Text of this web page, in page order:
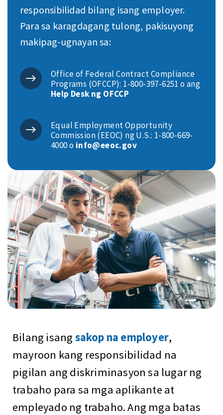
Bilang isang sakop na employer,
mayroon kang responsibilidad na
pigilan ang diskriminasyon sa lugar ng
trabaho para sa mga aplikante at
empleyado ng trabaho. Ang mga batas
responsibilidad bilang isang employer.
Para sa karagdagang tulong, pakisuyong
makipag-ugnayan sa:
Office of Federal Contract Compliance
Programs (OFCCP): 1-800-397-6251 o ang
Help Desk ng OFCCP
Equal Employment Opportunity
Commission (EEOC) ng U.S.: 1-800-669-
4000 o info@eeoc.gov